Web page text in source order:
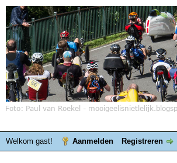
Welkom gast! Aanmelden Registreren